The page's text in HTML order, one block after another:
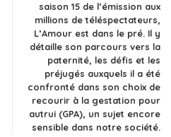
saison 15 de l’émission aux
millions de téléspectateurs,
L’Amour est dans le pré. Il y
détaille son parcours vers la
paternité, les défis et les
préjugés auxquels il a été
confronté dans son choix de
recourir à la gestation pour
autrui (GPA), un sujet encore
sensible dans notre société.